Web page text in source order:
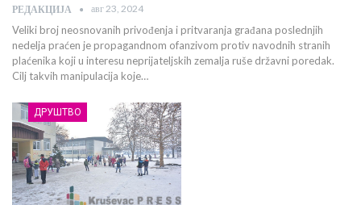
РЕДАКЦИЈА авг 23, 2024
Veliki broj neosnovanih privođenja i pritvaranja građana poslednjih
nedelja praćen je propagandnom ofanzivom protiv navodnih stranih
plaćenika koji u interesu neprijateljskih zemalja ruše državni poredak.
Cilj takvih manipulacija koje…
ДРУШТВО